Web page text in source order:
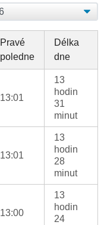
Pravé
poledne
Délka
dne
13:01
13
hodin
31
minut
13:01
13
hodin
28
minut
13:00
13
hodin
24